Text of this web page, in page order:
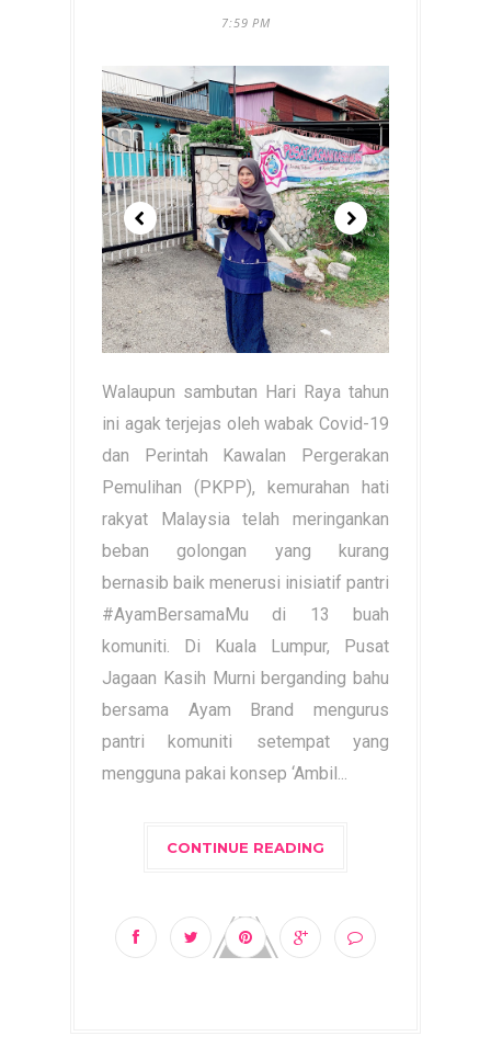
7:59 PM
Walaupun sambutan Hari Raya tahun
ini agak terjejas oleh wabak Covid-19
dan Perintah Kawalan Pergerakan
Pemulihan (PKPP), kemurahan hati
rakyat Malaysia telah meringankan
beban golongan yang kurang
bernasib baik menerusi inisiatif pantri
#AyamBersamaMu di 13 buah
komuniti. Di Kuala Lumpur, Pusat
Jagaan Kasih Murni berganding bahu
bersama Ayam Brand mengurus
pantri komuniti setempat yang
mengguna pakai konsep ‘Ambil...
CONTINUE READING